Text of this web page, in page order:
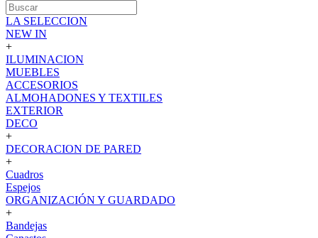
LA SELECCION
NEW IN
+
ILUMINACION
MUEBLES
ACCESORIOS
ALMOHADONES Y TEXTILES
EXTERIOR
DECO
+
DECORACION DE PARED
+
Cuadros
Espejos
ORGANIZACIÓN Y GUARDADO
+
Bandejas